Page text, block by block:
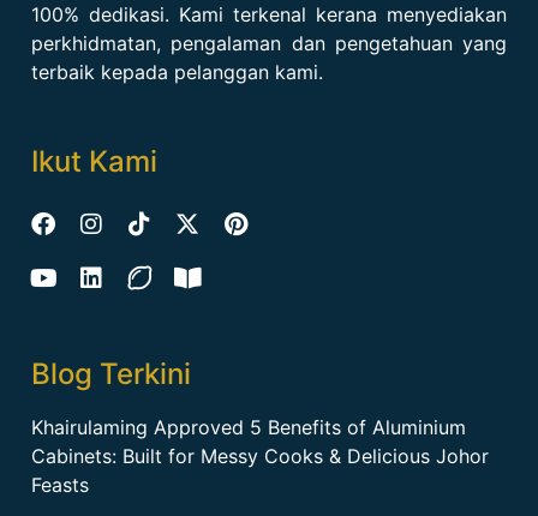
100% dedikasi. Kami terkenal kerana menyediakan
perkhidmatan, pengalaman dan pengetahuan yang
terbaik kepada pelanggan kami.
Ikut Kami
Blog Terkini
Khairulaming Approved 5 Benefits of Aluminium
Cabinets: Built for Messy Cooks & Delicious Johor
Feasts